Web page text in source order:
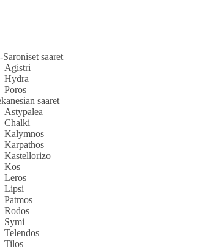
saaret
Agistri
Hydra
Poros
saaret
Astypalea
Chalki
Kalymnos
Karpathos
Kastellorizo
Kos
Leros
Lipsi
Patmos
Rodos
Symi
Telendos
Tilos